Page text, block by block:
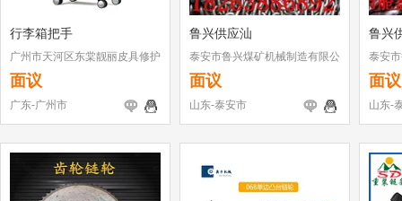
行李箱把手
广州市天河区东棠靓丽皮具修护
店
面议
广东-广州市
鲁兴供应汕
泰安市鲁兴煤矿机械制造有限公
司
面议
山东-泰安市
鲁兴
泰安
司
面议
山东-